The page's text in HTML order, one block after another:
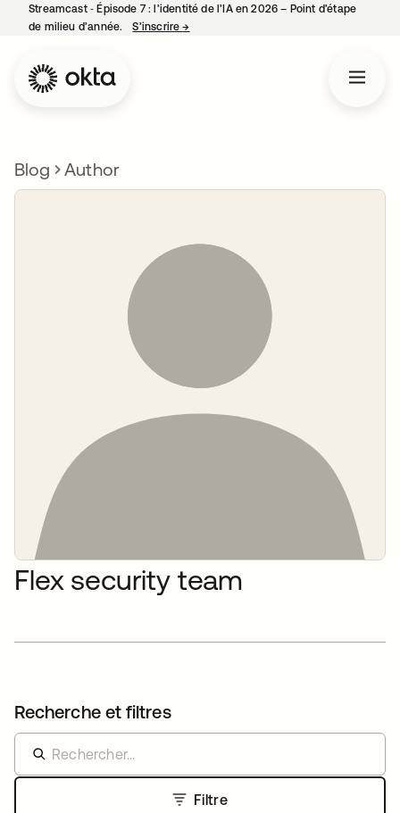
Streamcast ‑ Épisode 7 : l’identité de l’IA en 2026 – Point d’étape
de milieu d’année.
S’inscrire→
Blog Author
Flex security team
Recherche et filtres
Filtre